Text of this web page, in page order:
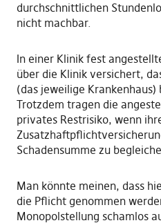
durchschnittlichen
nicht machbar.
In einer Klinik fest
über die Klinik versichert,
(das jeweilige
Trotzdem tragen die
privates Restrisiko, wenn
Schadensumme zu
Man könnte meinen, dass
die Pflicht genommen
Monopolstellung schamlos